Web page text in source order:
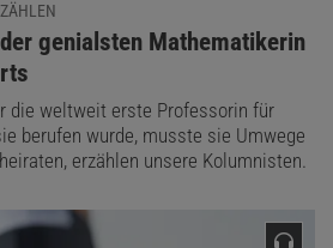
Physiker und war Hochschullehrer an
genialsten Mathematikerin
die weltweit erste Professorin für
berufen wurde, musste sie Umwege
erzählen unsere Kolumnisten.